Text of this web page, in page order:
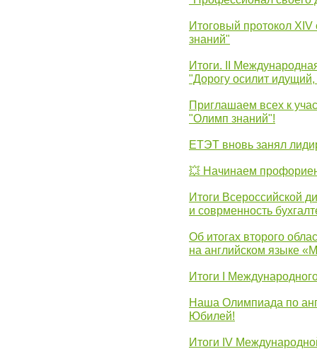
Итоговый протокол
знаний"
Итоги. II
"Дорогу осилит
Приглашаем всех к
"Олимп знаний"!
ЕТЭТ вновь занял
💥 Начинаем
Итоги Всероссийской
и соврменность
Об итогах второго
на английском языке
Итоги I
Наша Олимпиада по
Юбилей!
Итоги IV